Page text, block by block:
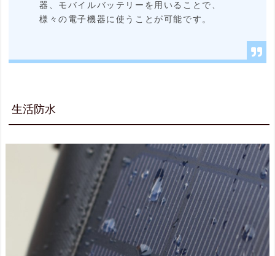
器、モバイルバッテリーを用いることで、
様々の電子機器に使うことが可能です。
生活防水